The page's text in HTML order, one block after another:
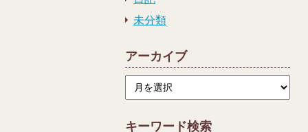
未分類
アーカイブ
ア
ー
カ
ブ
キーワード検索